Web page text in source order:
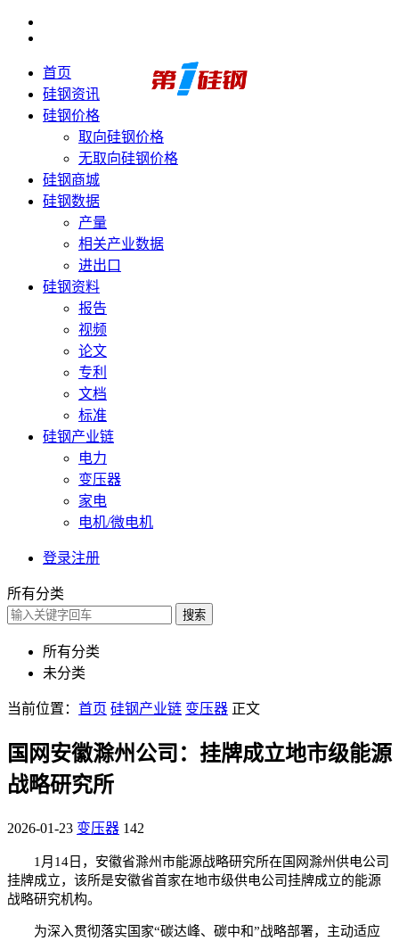
首页
硅钢资讯
硅钢价格
取向硅钢价格
无取向硅钢价格
硅钢商城
硅钢数据
产量
相关产业数据
进出口
硅钢资料
报告
视频
论文
专利
文档
标准
硅钢产业链
电力
变压器
家电
电机/微电机
登录注册
所有分类
搜索
所有分类
未分类
当前位置： 首页 硅钢产业链 变压器 正文
国网安徽滁州公司：挂牌成立地市级能源
战略研究所
2026-01-23 变压器 142
1月14日，安徽省滁州市能源战略研究所在国网滁州供电公司
挂牌成立，该所是安徽省首家在地市级供电公司挂牌成立的能源
战略研究机构。
为深入贯彻落实国家“碳达峰、碳中和”战略部署，主动适应